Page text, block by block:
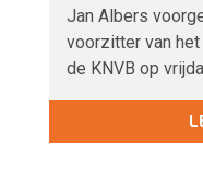
Jan Albers
voorzitter van
de KNVB op